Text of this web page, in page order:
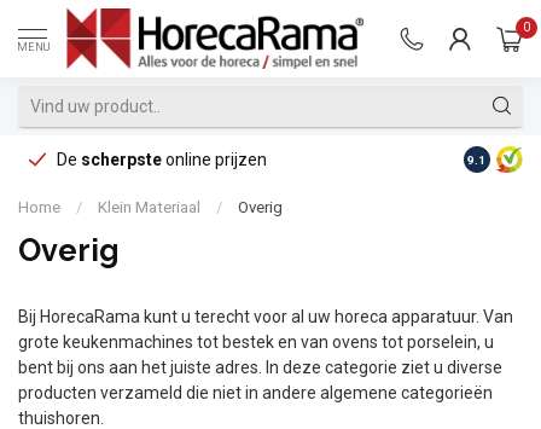
MENU
0
De scherpsteonline prijzen Op
9.1
Home / Klein Materiaal / Overig
Overig
Bij HorecaRama kunt u terecht voor al uw horeca apparatuur. Van
grote keukenmachines tot bestek en van ovens tot porselein, u
bent bij ons aan het juiste adres. In deze categorie ziet u diverse
producten verzameld die niet in andere algemene categorieën
thuishoren.